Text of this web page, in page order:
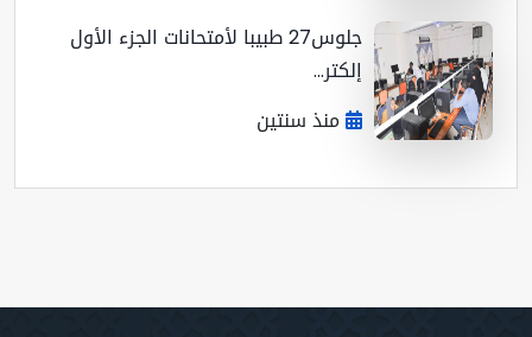
جلوس27 طبيبا لأمتحانات الجزء الأول
إلكتر...
منذ سنتين